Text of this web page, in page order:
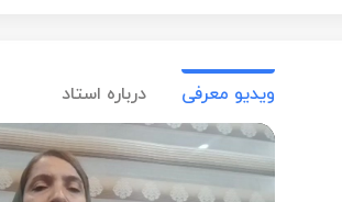
ویدیو معرفی درباره استاد